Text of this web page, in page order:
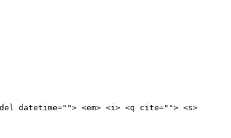
datetime=""> <em> <i> <q cite=""> <s>